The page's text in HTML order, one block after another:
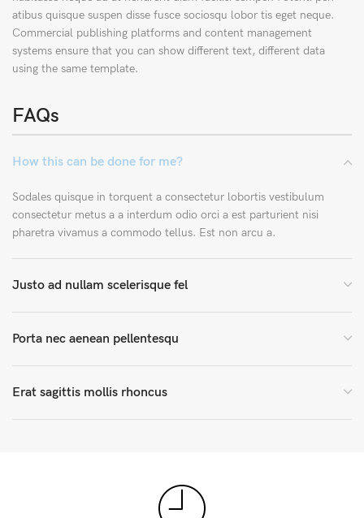
atibus quisque suspen disse fusce sociosqu lobor tis eget neque.
Commercial publishing platforms and content management
systems ensure that you can show different text, different data
using the same template.
FAQs
How this can be done for me?
Sodales quisque in torquent a consectetur lobortis vestibulum
consectetur metus a a interdum odio orci a est parturient nisi
pharetra vivamus a commodo tellus. Est non arcu a.
Justo ad nullam scelerisque fel
Porta nec aenean pellentesqu
Erat sagittis mollis rhoncus